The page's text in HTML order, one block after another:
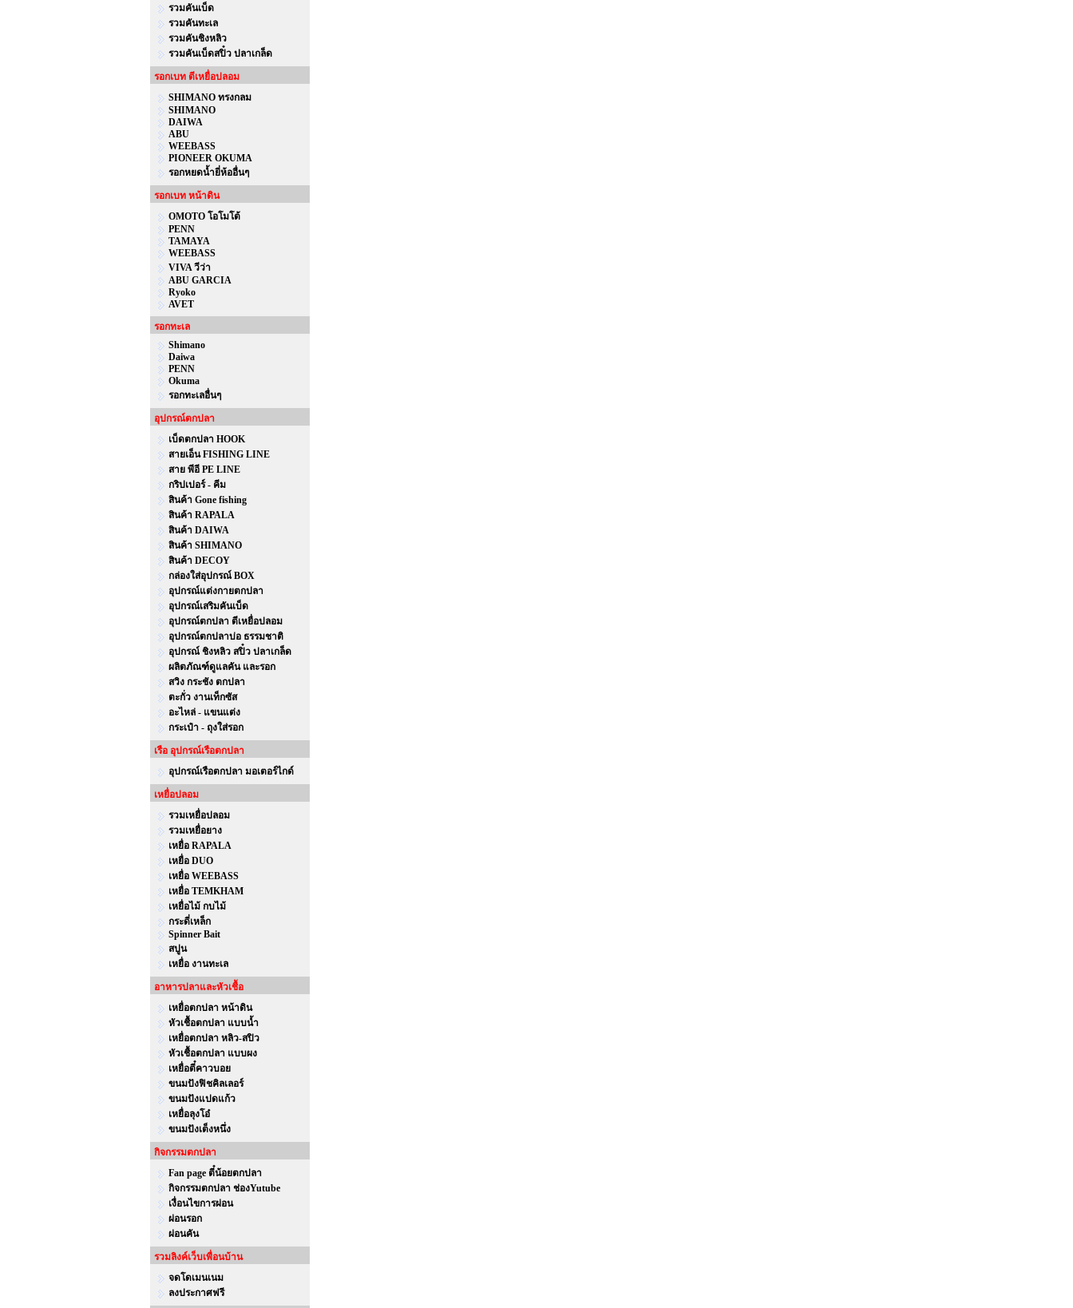
รวมคันเบ็ด
รวมคันทะเล
รวมคันชิงหลิว
รวมคันเบ็ดสปิ๋ว ปลาเกล็ด
รอกเบท ตีเหยื่อปลอม
SHIMANO ทรงกลม
SHIMANO
DAIWA
ABU
WEEBASS
PIONEER OKUMA
รอกหยดน้ำยี่ห้ออื่นๆ
รอกเบท หน้าดิน
OMOTO โอโมโต้
PENN
TAMAYA
WEEBASS
VIVA วีว่า
ABU GARCIA
Ryoko
AVET
รอกทะเล
Shimano
Daiwa
PENN
Okuma
รอกทะเลอื่นๆ
อุปกรณ์ตกปลา
เบ็ดตกปลา HOOK
สายเอ็น FISHING LINE
สาย พีอี PE LINE
กริปเปอร์ - คีม
สินค้า Gone fishing
สินค้า RAPALA
สินค้า DAIWA
สินค้า SHIMANO
สินค้า DECOY
กล่องใส่อุปกรณ์ BOX
อุปกรณ์แต่งกายตกปลา
อุปกรณ์เสริมคันเบ็ด
อุปกรณ์ตกปลา ตีเหยื่อปลอม
อุปกรณ์ตกปลาบ่อ ธรรมชาติ
อุปกรณ์ ชิงหลิว สปิ๋ว ปลาเกล็ด
ผลิตภัณฑ์ดูแลคัน และรอก
สวิง กระชัง ตกปลา
ตะกั่ว งานเท็กซัส
อะไหล่ - แขนแต่ง
กระเป๋า - ถุงใส่รอก
เรือ อุปกรณ์เรือตกปลา
อุปกรณ์เรือตกปลา มอเตอร์ไกด์
เหยื่อปลอม
รวมเหยื่อปลอม
รวมเหยื่อยาง
เหยื่อ RAPALA
เหยื่อ DUO
เหยื่อ WEEBASS
เหยื่อ TEMKHAM
เหยื่อไม้ กบไม้
กระดี่เหล็ก
Spinner Bait
สปูน
เหยื่อ งานทะเล
อาหารปลาและหัวเชื้อ
เหยื่อตกปลา หน้าดิน
หัวเชื้อตกปลา แบบน้ำ
เหยื่อตกปลา หลิว-สปิว
หัวเชื้อตกปลา แบบผง
เหยื่อตี๋คาวบอย
ขนมปังฟิชคิลเลอร์
ขนมปังแปดแก้ว
เหยื่อลุงโอ๋
ขนมปังเต็งหนึ่ง
กิจกรรมตกปลา
Fan page ตี๋น้อยตกปลา
กิจกรรมตกปลา ช่องYutube
เงื่อนไขการผ่อน
ผ่อนรอก
ผ่อนคัน
รวมลิงค์เว็บเพื่อนบ้าน
จดโดเมนเนม
ลงประกาศฟรี